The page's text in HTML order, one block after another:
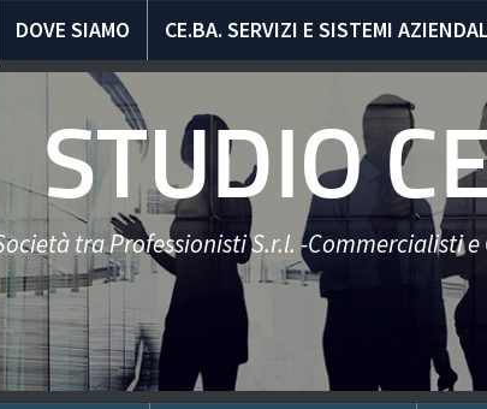
DOVE SIAMO CE.BA. SERVIZI E SISTEMI
STUDIO
tra Professionisti S.r.l. -Commercialisti